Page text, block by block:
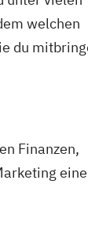
welchen
du
Finanzen,